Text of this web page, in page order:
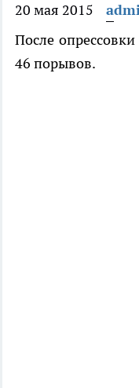
20 мая 2015
После
46 порывов.